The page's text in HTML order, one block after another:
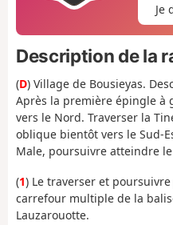
Je
Description de la
(D) Village de Bousieyas.
Après la première épingle à
vers le Nord. Traverser la
oblique bientôt vers le Sud-
Male, poursuivre atteindre
(1) Le traverser et
carrefour multiple de la
Lauzarouotte.